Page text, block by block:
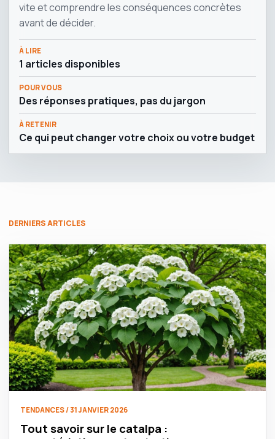
vite et comprendre les conséquences concrètes
avant de décider.
À LIRE
1 articles disponibles
POUR VOUS
Des réponses pratiques, pas du jargon
À RETENIR
Ce qui peut changer votre choix ou votre budget
DERNIERS ARTICLES
TENDANCES / 31 JANVIER 2026
Tout savoir sur le catalpa :